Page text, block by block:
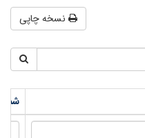
نسخه چاپی